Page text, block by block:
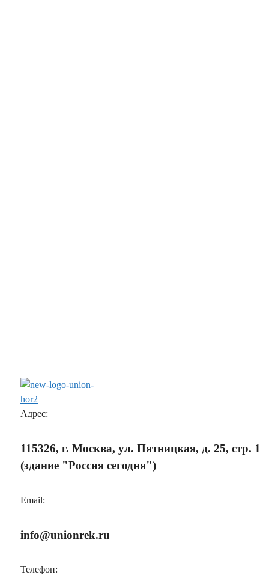
Адрес:
115326, г. Москва, ул. Пятницкая, д. 25, стр. 1
(здание "Россия сегодня")
Email:
info@unionrek.ru
Телефон: